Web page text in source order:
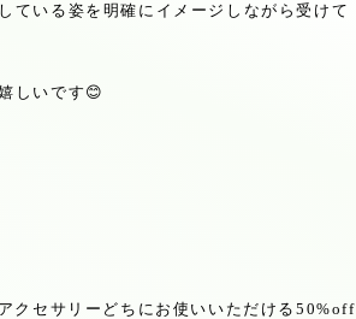
ている姿を明確にイメージしながら受けて
しいです😊
クセサリーどちにお使いいただける50%off